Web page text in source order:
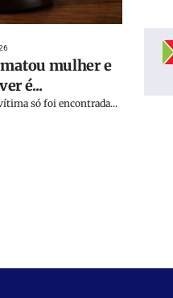
mulher e
é...
só foi encontrada...